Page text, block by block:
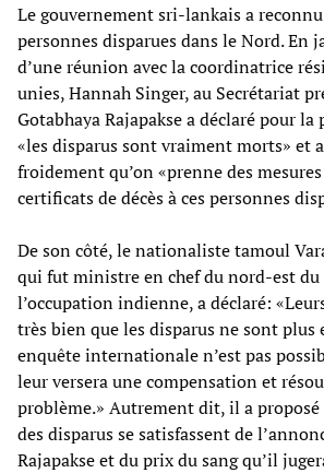
Le gouvernement sri-lankais a
personnes disparues dans le Nord. En
d’une réunion avec la coordinatrice
unies, Hannah Singer, au Secrétariat
Gotabhaya Rajapakse a déclaré pour
«les disparus sont vraiment morts» et
froidement qu’on «prenne des
certificats de décès à ces personnes
De son côté, le nationaliste tamoul
qui fut ministre en chef du nord-est
l’occupation indienne, a déclaré:
très bien que les disparus ne sont plus
enquête internationale n’est pas
leur versera une compensation et
problème.» Autrement dit, il a
des disparus se satisfassent de
Rajapakse et du prix du sang qu’il